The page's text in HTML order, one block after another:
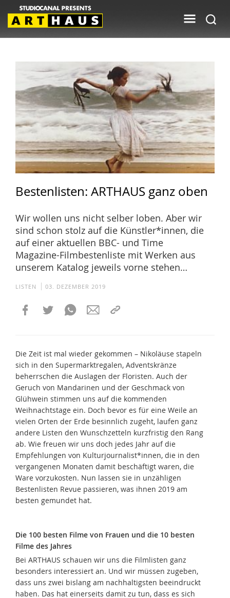
Bestenlisten: ARTHAUS ganz oben
Wir wollen uns nicht selber loben. Aber wir
sind schon stolz auf die Künstler*innen, die
auf einer aktuellen BBC- und Time
Magazine-Filmbestenliste mit Werken aus
unserem Katalog jeweils vorne stehen…
LISTEN 03. DEZEMBER 2019
Die Zeit ist mal wieder gekommen – Nikoläuse stapeln
sich in den Supermarktregalen, Adventskränze
beherrschen die Auslagen der Floristen. Auch der
Geruch von Mandarinen und der Geschmack von
Glühwein stimmen uns auf die kommenden
Weihnachtstage ein. Doch bevor es für eine Weile an
vielen Orten der Erde besinnlich zugeht, laufen ganz
andere Listen den Wunschzetteln kurzfristig den Rang
ab. Wie freuen wir uns doch jedes Jahr auf die
Empfehlungen von Kulturjournalist*innen, die in den
vergangenen Monaten damit beschäftigt waren, die
Ware vorzukosten. Nun lassen sie in unzähligen
Bestenlisten Revue passieren, was ihnen 2019 am
besten gemundet hat.
Die 100 besten Filme von Frauen und die 10 besten
Filme des Jahres
Bei ARTHAUS schauen wir uns die Filmlisten ganz
besonders interessiert an. Und wir müssen zugeben,
dass uns zwei bislang am nachhaltigsten beeindruckt
haben. Das hat einerseits damit zu tun, dass es sich